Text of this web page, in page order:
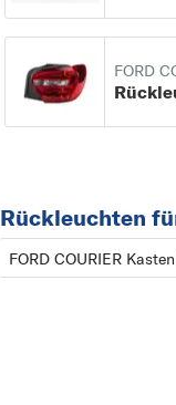
LAND ROVER
M
MAZDA
MITSUBISHI
N
NISSAN
FORD
Rückleuchten
FORD COURIER